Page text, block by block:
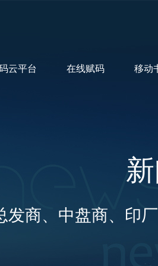
云平台 在线赋码 移动
发商、中盘商、印